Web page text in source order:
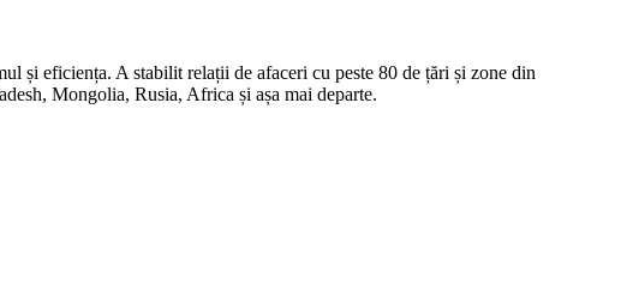
și eficiența. A stabilit relații de afaceri cu peste 80 de țări și zone din
Mongolia, Rusia, Africa și așa mai departe.